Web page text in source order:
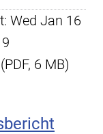
Wed Jan 16
(PDF, 6 MB)